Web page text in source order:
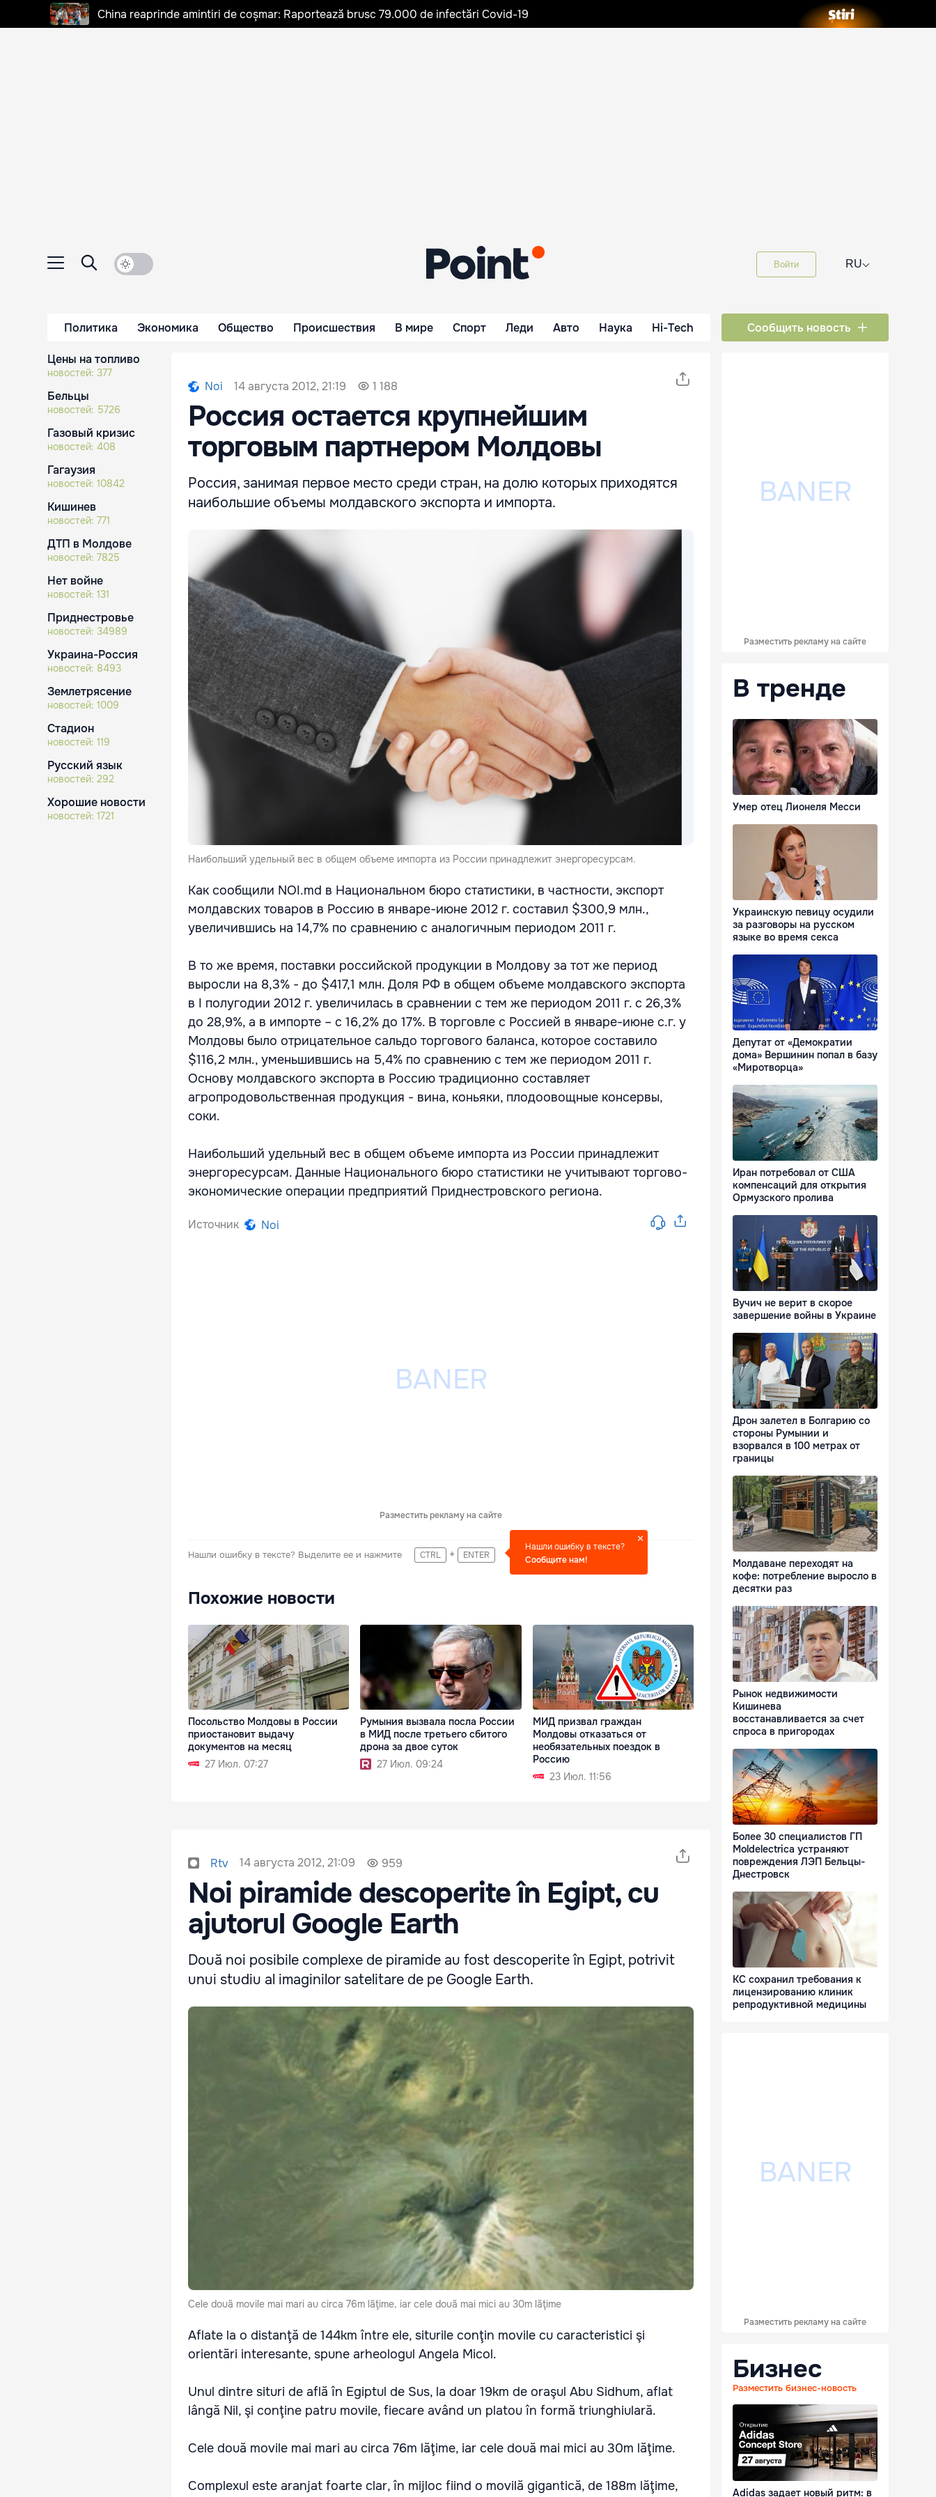
China reaprinde amintiri de coșmar: Raportează brusc 79.000 de infectări Covid-19
Войти RU⌵
Политика Экономика Общество Происшествия В мире Спорт Леди Авто Наука Hi-Tech Сообщить новость
Цены на топливо
новостей: 377
Бельцы
новостей: 5726
Газовый кризис
новостей: 408
Гагаузия
новостей: 10842
Кишинев
новостей: 771
ДТП в Молдове
новостей: 7825
Нет войне
новостей: 131
Приднестровье
новостей: 34989
Украина-Россия
новостей: 8493
Землетрясение
новостей: 1009
Стадион
новостей: 119
Русский язык
новостей: 292
Хорошие новости
новостей: 1721
Noi 14 августа 2012, 21:19 1 188
Россия остается крупнейшим
торговым партнером Молдовы
Россия, занимая первое место среди стран, на долю которых приходятся
наибольшие объемы молдавского экспорта и импорта.
Наибольший удельный вес в общем объеме импорта из России принадлежит энергоресурсам.
Как сообщили NOI.md в Национальном бюро статистики, в частности, экспорт
молдавских товаров в Россию в январе-июне 2012 г. составил $300,9 млн.,
увеличившись на 14,7% по сравнению с аналогичным периодом 2011 г.
В то же время, поставки российской продукции в Молдову за тот же период
выросли на 8,3% - до $417,1 млн. Доля РФ в общем объеме молдавского экспорта
в I полугодии 2012 г. увеличилась в сравнении с тем же периодом 2011 г. с 26,3%
до 28,9%, а в импорте – с 16,2% до 17%. В торговле с Россией в январе-июне с.г. у
Молдовы было отрицательное сальдо торгового баланса, которое составило
$116,2 млн., уменьшившись на 5,4% по сравнению с тем же периодом 2011 г.
Основу молдавского экспорта в Россию традиционно составляет
агропродовольственная продукция - вина, коньяки, плодоовощные консервы,
соки.
Наибольший удельный вес в общем объеме импорта из России принадлежит
энергоресурсам. Данные Национального бюро статистики не учитывают торгово-
экономические операции предприятий Приднестровского региона.
Источник Noi
Разместить рекламу на сайте
Нашли ошибку в тексте? Выделите ее и нажмите CTRL + ENTER
Нашли ошибку в тексте?
Сообщите нам!
Похожие новости
Посольство Молдовы в России
приостановит выдачу
документов на месяц
27 Июл. 07:27
Румыния вызвала посла России
в МИД после третьего сбитого
дрона за двое суток
27 Июл. 09:24
МИД призвал граждан
Молдовы отказаться от
необязательных поездок в
Россию
23 Июл. 11:56
Rtv 14 августа 2012, 21:09 959
Noi piramide descoperite în Egipt, cu
ajutorul Google Earth
Două noi posibile complexe de piramide au fost descoperite în Egipt, potrivit
unui studiu al imaginilor satelitare de pe Google Earth.
Cele două movile mai mari au circa 76m lăţime, iar cele două mai mici au 30m lăţime
Aflate la o distanţă de 144km între ele, siturile conţin movile cu caracteristici şi
orientări interesante, spune arheologul Angela Micol.
Unul dintre situri de află în Egiptul de Sus, la doar 19km de oraşul Abu Sidhum, aflat
lângă Nil, şi conţine patru movile, fiecare având un platou în formă triunghiulară.
Cele două movile mai mari au circa 76m lăţime, iar cele două mai mici au 30m lăţime.
Complexul este aranjat foarte clar, în mijloc fiind o movilă gigantică, de 188m lăţime,
Разместить рекламу на сайте
В тренде
Умер отец Лионеля Месси
Украинскую певицу осудили
за разговоры на русском
языке во время секса
Депутат от «Демократии
дома» Вершинин попал в базу
«Миротворца»
Иран потребовал от США
компенсаций для открытия
Ормузского пролива
Вучич не верит в скорое
завершение войны в Украине
Дрон залетел в Болгарию со
стороны Румынии и
взорвался в 100 метрах от
границы
Молдаване переходят на
кофе: потребление выросло в
десятки раз
Рынок недвижимости
Кишинева
восстанавливается за счет
спроса в пригородах
Более 30 специалистов ГП
Moldelectrica устраняют
повреждения ЛЭП Бельцы-
Днестровск
КС сохранил требования к
лицензированию клиник
репродуктивной медицины
Разместить рекламу на сайте
Бизнес
Разместить бизнес-новость
Adidas задает новый ритм: в